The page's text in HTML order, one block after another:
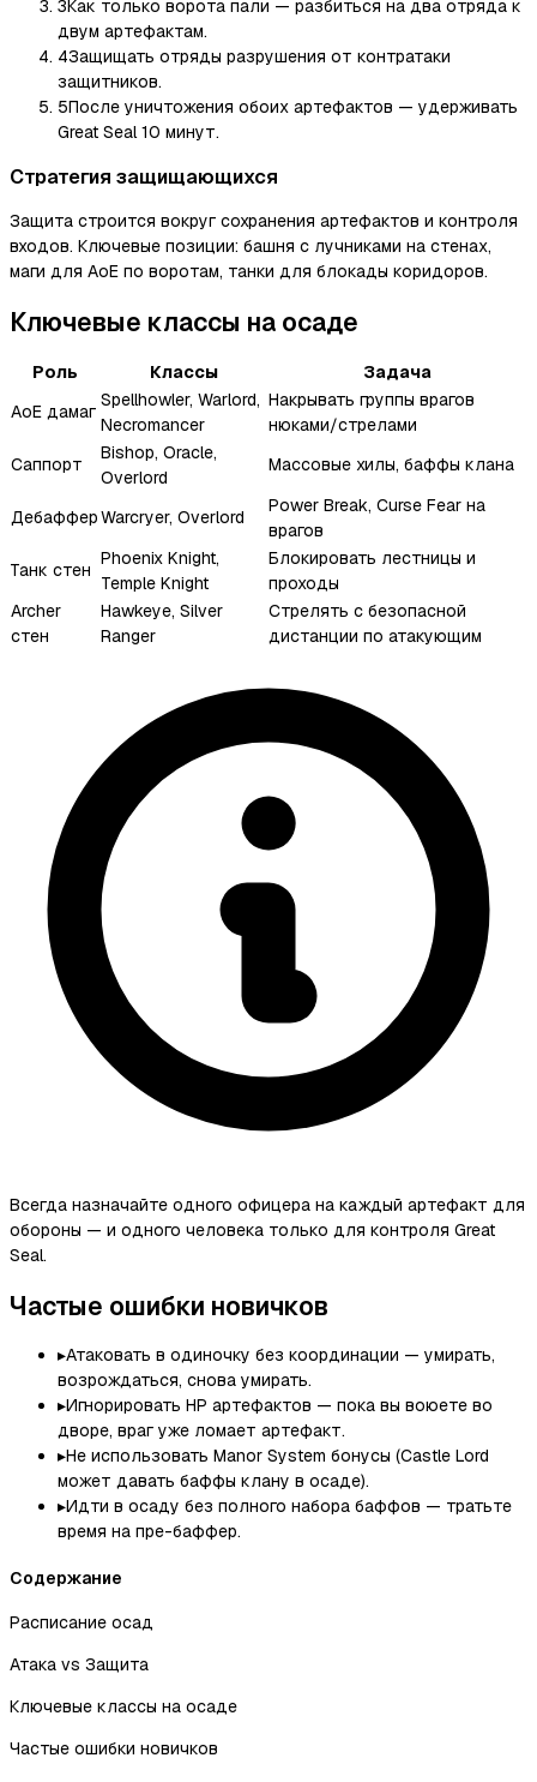
3Как только ворота пали — разбиться на два отряда к
двум артефактам.
4Защищать отряды разрушения от контратаки
защитников.
5После уничтожения обоих артефактов — удерживать
Great Seal 10 минут.
Стратегия защищающихся
Защита строится вокруг сохранения артефактов и контроля
входов. Ключевые позиции: башня с лучниками на стенах,
маги для AoE по воротам, танки для блокады коридоров.
Ключевые классы на осаде
Роль Классы
Задача
AoE дамаг
Spellhowler, Warlord,
Necromancer
Накрывать группы врагов
нюками/стрелами
Саппорт
Bishop, Oracle,
Overlord
Массовые хилы, баффы клана
ДебафферWarcryer, Overlord
Power Break, Curse Fear на
врагов
Танк стен
Phoenix Knight,
Temple Knight
Блокировать лестницы и
проходы
Archer
стен
Hawkeye, Silver
Ranger
Стрелять с безопасной
дистанции по атакующим
Всегда назначайте одного офицера на каждый артефакт для
обороны — и одного человека только для контроля Great
Seal.
Частые ошибки новичков
▸Атаковать в одиночку без координации — умирать,
возрождаться, снова умирать.
▸Игнорировать HP артефактов — пока вы воюете во
дворе, враг уже ломает артефакт.
▸Не использовать Manor System бонусы (Castle Lord
может давать баффы клану в осаде).
▸Идти в осаду без полного набора баффов — тратьте
время на пре-баффер.
Содержание
Расписание осад
Атака vs Защита
Ключевые классы на осаде
Частые ошибки новичков